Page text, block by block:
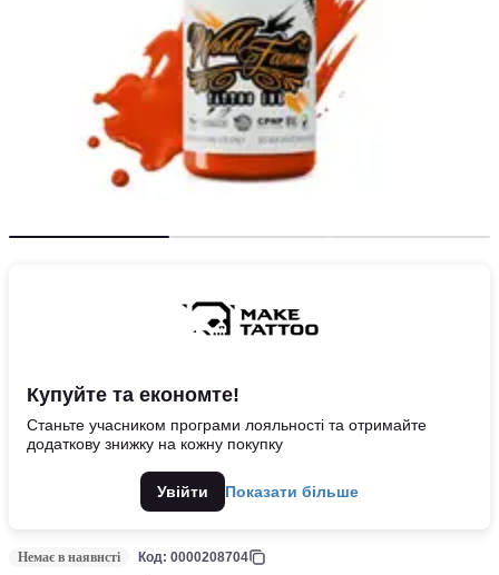
Купуйте та економте!
Станьте учасником програми лояльності та отримайте
додаткову знижку на кожну покупку
Увійти Показати більше
Немає в наявнсті Код: 0000208704